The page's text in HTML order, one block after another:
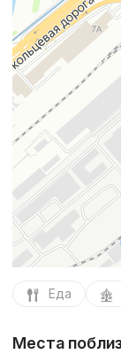
Еда
Места